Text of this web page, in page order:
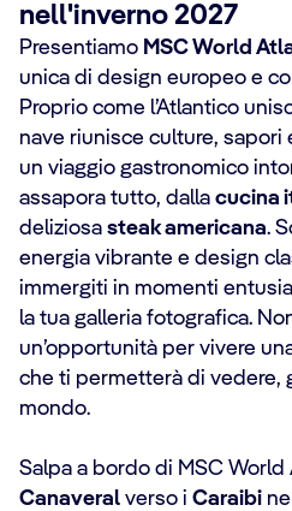
nell'inverno 2027
Presentiamo MSC World
unica di design europeo e
Proprio come l’Atlantico
nave riunisce culture, sapori
un viaggio gastronomico
assapora tutto, dalla cucina
deliziosa steak americana.
energia vibrante e design
immergiti in momenti
la tua galleria fotografica.
un’opportunità per vivere
che ti permetterà di vedere,
mondo.
Salpa a bordo di MSC World
Canaveral verso i Caraibi